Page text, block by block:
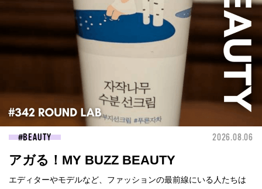
BEAUTY 2026.08.06
アガる！MY BUZZ BEAUTY
エディターやモデルなど、ファッションの最前線にいる人たちは